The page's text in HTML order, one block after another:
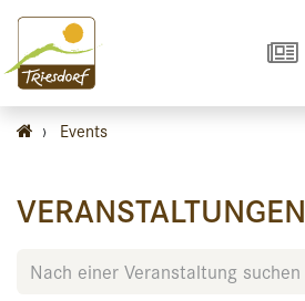
› Events
VERANSTALTUNGEN